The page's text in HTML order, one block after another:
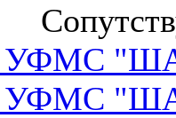
УФМС
УФМС